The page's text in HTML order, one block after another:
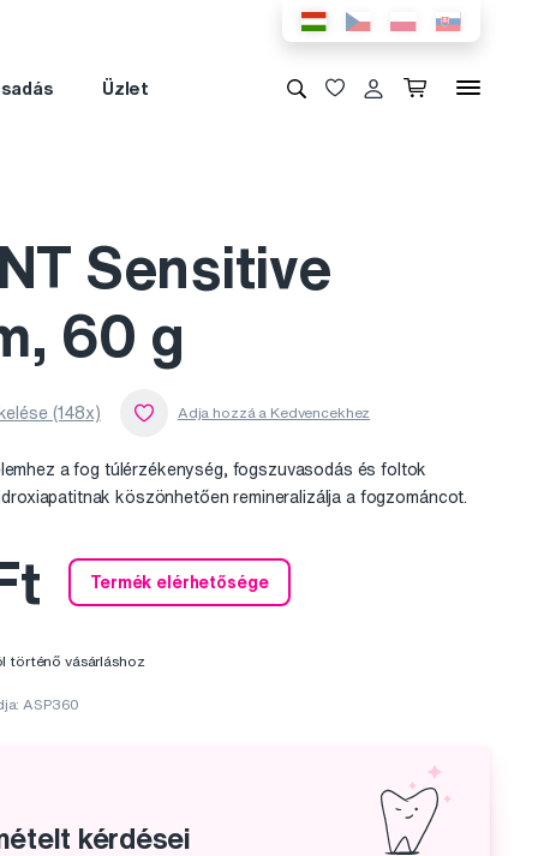
Üzlet
Sensitive
60 g
(148x)
a fog túlérzékenység, fogszuvasodás és foltok
köszönhetően remineralizálja a fogzománcot.
Termék elérhetősége
történő vásárláshoz
ASP360
kérdései